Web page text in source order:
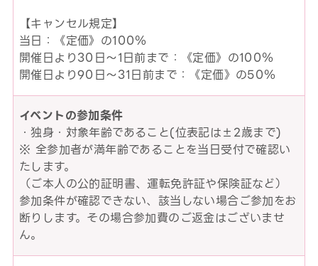
【キャンセル規定】
当日：《定価》の100％
開催日より30日～1日前まで：《定価》の100％
開催日より90日～31日前まで：《定価》の50％
イベントの参加条件
・独身・対象年齢であること(位表記は±2歳まで)
※ 全参加者が満年齢であることを当日受付で確認い
たします。
（ご本人の公的証明書、運転免許証や保険証など）
参加条件が確認できない、該当しない場合ご参加をお
断りします。その場合参加費のご返金はございませ
ん。